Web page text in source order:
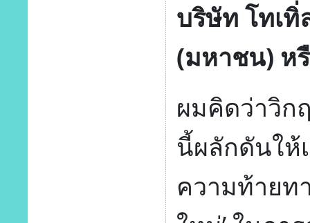
บริษัท โทเ
(มหาชน) ห
ผมคิดว่าวิก
นี้ผลักดันให้
ความท้ายท